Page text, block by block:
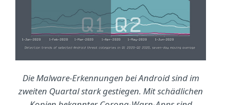
Die Malware-Erkennungen bei Android sind im
zweiten Quartal stark gestiegen. Mit schädlichen